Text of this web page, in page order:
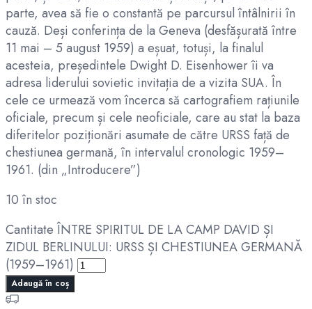
parte, avea să fie o constantă pe parcursul întâlnirii în
cauză. Deși conferința de la Geneva (desfășurată între
11 mai – 5 august 1959) a eșuat, totuși, la finalul
acesteia, președintele Dwight D. Eisenhower îi va
adresa liderului sovietic invitația de a vizita SUA. În
cele ce urmează vom încerca să cartografiem rațiunile
oficiale, precum și cele neoficiale, care au stat la baza
diferitelor poziționări asumate de către URSS față de
chestiunea germană, în intervalul cronologic 1959–
1961. (din „Introducere”)
10 în stoc
Cantitate ÎNTRE SPIRITUL DE LA CAMP DAVID ȘI
ZIDUL BERLINULUI: URSS ȘI CHESTIUNEA GERMANĂ
(1959–1961)
Adaugă în coș